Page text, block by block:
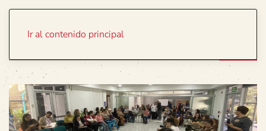
Ir al contenido principal